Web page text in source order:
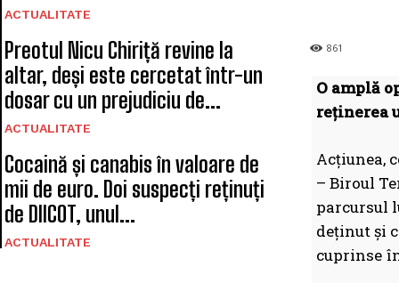
ACTUALITATE
Preotul Nicu Chiriță revine la
altar, deși este cercetat într-un
dosar cu un prejudiciu de...
ACTUALITATE
Cocaină și canabis în valoare de
mii de euro. Doi suspecți reținuți
de DIICOT, unul...
ACTUALITATE
861
O amplă
reținerea
Acțiunea,
– Biroul
parcursul
deținut și
cuprinse